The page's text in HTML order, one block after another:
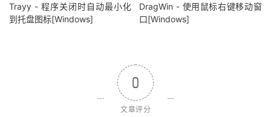
Trayy - 程序关闭时自动最小化
到托盘图标[Windows]
DragWin - 使用鼠标右键移动窗
口[Windows]
0
文章评分